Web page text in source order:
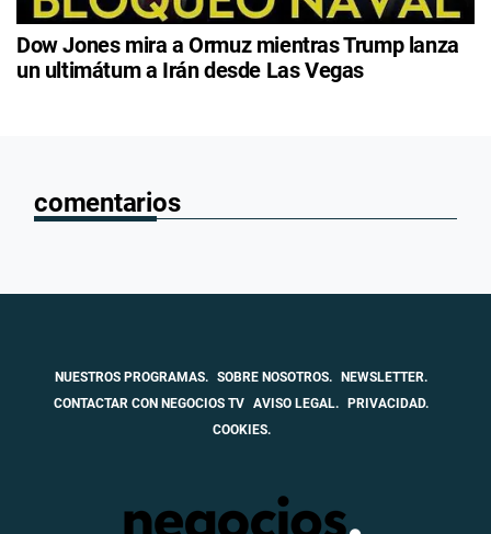
Dow Jones mira a Ormuz mientras Trump lanza
un ultimátum a Irán desde Las Vegas
comentarios
NUESTROS PROGRAMAS. SOBRE NOSOTROS.
NEWSLETTER.
CONTACTAR CON NEGOCIOS TV AVISO LEGAL.
PRIVACIDAD.
COOKIES.